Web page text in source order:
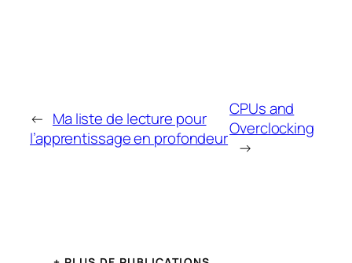
← Ma liste de lecture pour
l’apprentissage en profondeur
CPUs and
Overclocking
→